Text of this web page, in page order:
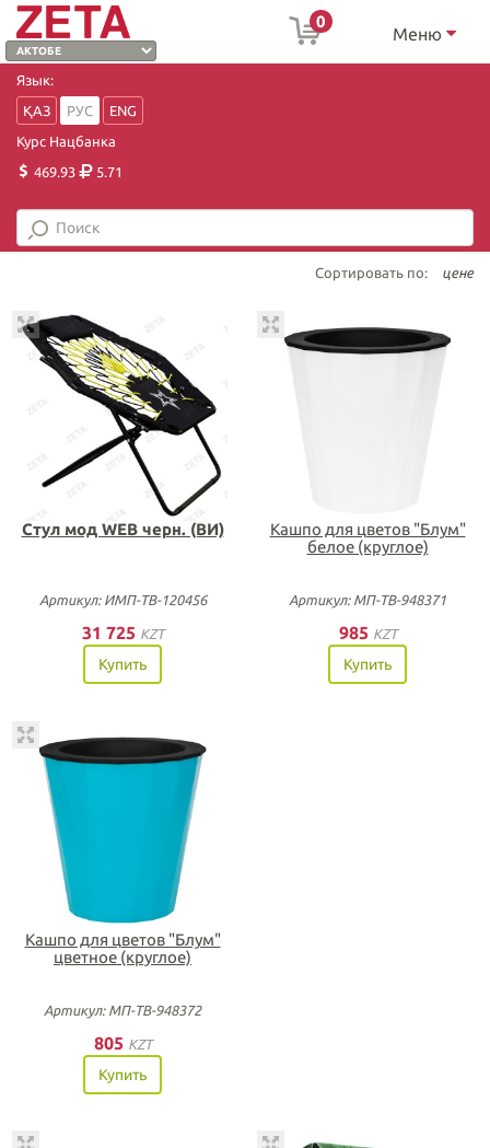
0
Меню
Язык:
ҚАЗ
РУС
ENG
Курс Нацбанка
469.93
5.71
Сортировать по: цене
Стул мод WEB черн. (ВИ)
Артикул: ИМП-ТВ-120456
31 725 KZT
Купить
Кашпо для цветов "Блум"
белое (круглое)
Артикул: МП-ТВ-948371
985 KZT
Купить
Кашпо для цветов "Блум"
цветное (круглое)
Артикул: МП-ТВ-948372
805 KZT
Купить